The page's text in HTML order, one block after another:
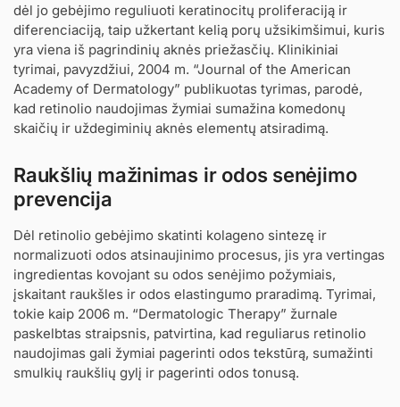
dėl jo gebėjimo reguliuoti keratinocitų proliferaciją ir
diferenciaciją, taip užkertant kelią porų užsikimšimui, kuris
yra viena iš pagrindinių aknės priežasčių. Klinikiniai
tyrimai, pavyzdžiui, 2004 m. “Journal of the American
Academy of Dermatology” publikuotas tyrimas, parodė,
kad retinolio naudojimas žymiai sumažina komedonų
skaičių ir uždegiminių aknės elementų atsiradimą.
Raukšlių mažinimas ir odos senėjimo
prevencija
Dėl retinolio gebėjimo skatinti kolageno sintezę ir
normalizuoti odos atsinaujinimo procesus, jis yra vertingas
ingredientas kovojant su odos senėjimo požymiais,
įskaitant raukšles ir odos elastingumo praradimą. Tyrimai,
tokie kaip 2006 m. “Dermatologic Therapy” žurnale
paskelbtas straipsnis, patvirtina, kad reguliarus retinolio
naudojimas gali žymiai pagerinti odos tekstūrą, sumažinti
smulkių raukšlių gylį ir pagerinti odos tonusą.